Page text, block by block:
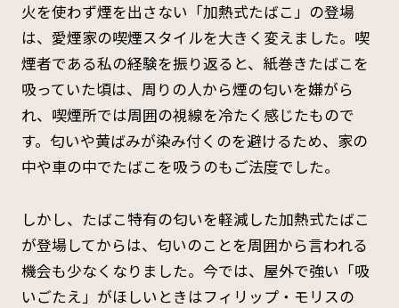
火を使わず煙を出さない「加熱式たばこ」の登場
は、愛煙家の喫煙スタイルを大きく変えました。喫
煙者である私の経験を振り返ると、紙巻きたばこを
吸っていた頃は、周りの人から煙の匂いを嫌がら
れ、喫煙所では周囲の視線を冷たく感じたもので
す。匂いや黄ばみが染み付くのを避けるため、家の
中や車の中でたばこを吸うのもご法度でした。
しかし、たばこ特有の匂いを軽減した加熱式たばこ
が登場してからは、匂いのことを周囲から言われる
機会も少なくなりました。今では、屋外で強い「吸
いごたえ」がほしいときはフィリップ・モリスの